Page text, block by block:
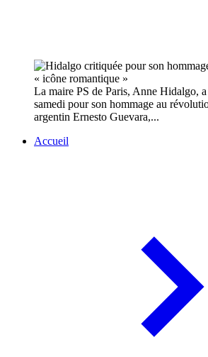
La maire PS de Paris, Anne Hidalgo,
samedi pour son hommage au
argentin Ernesto Guevara,...
Accueil